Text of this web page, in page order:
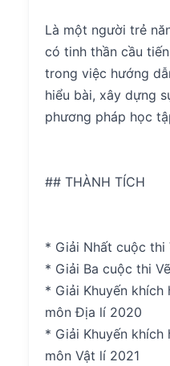
Là một người trẻ
có tinh thần cầu
trong việc hướng
hiểu bài, xây dựng
phương pháp học
## THÀNH TÍCH
* Giải Nhất cuộc thi
* Giải Ba cuộc thi
* Giải Khuyến
môn Địa lí 2020
* Giải Khuyến
môn Vật lí 2021